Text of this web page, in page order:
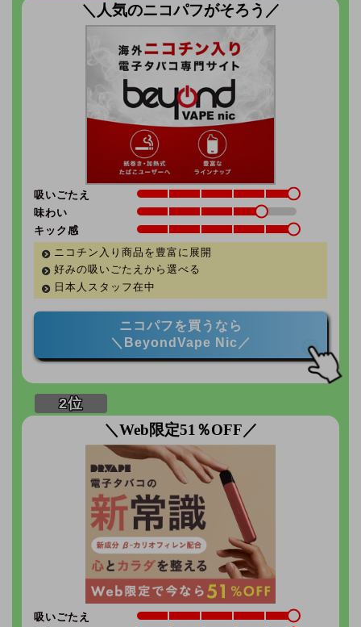
＼人気のニコパフがそろう／
吸いごたえ
味わい
キック感
ニコチン入り商品を豊富に展開
好みの吸いごたえから選べる
日本人スタッフ在中
ニコパフを買うなら
＼BeyondVape Nic／
＼Web限定51％OFF／
吸いごたえ